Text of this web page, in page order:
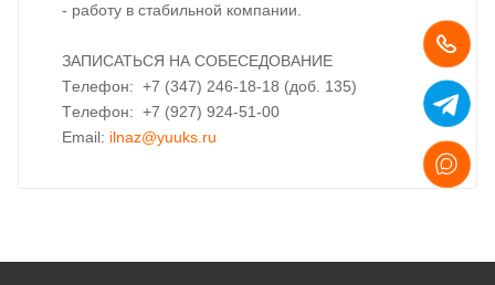
- работу в стабильной компании.
ЗАПИСАТЬСЯ НА СОБЕСЕДОВАНИЕ
Tелефон: +7 (347) 246-18-18 (доб. 135)
Tелефон: +7 (927) 924-51-00
Email: ilnaz@yuuks.ru